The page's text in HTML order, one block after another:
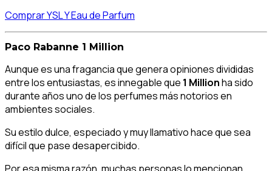
Comprar YSL Y Eau de Parfum
Paco Rabanne 1 Million
Aunque es una fragancia que genera opiniones divididas
entre los entusiastas, es innegable que 1 Millionha sido
durante años uno de los perfumes más notorios en
ambientes sociales.
Su estilo dulce, especiado y muy llamativo hace que sea
difícil que pase desapercibido.